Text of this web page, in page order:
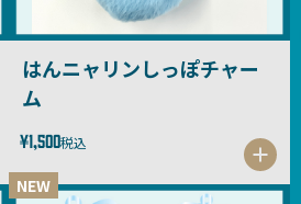
はんニャリンしっぽチャー
ム
¥1,500税込
NEW